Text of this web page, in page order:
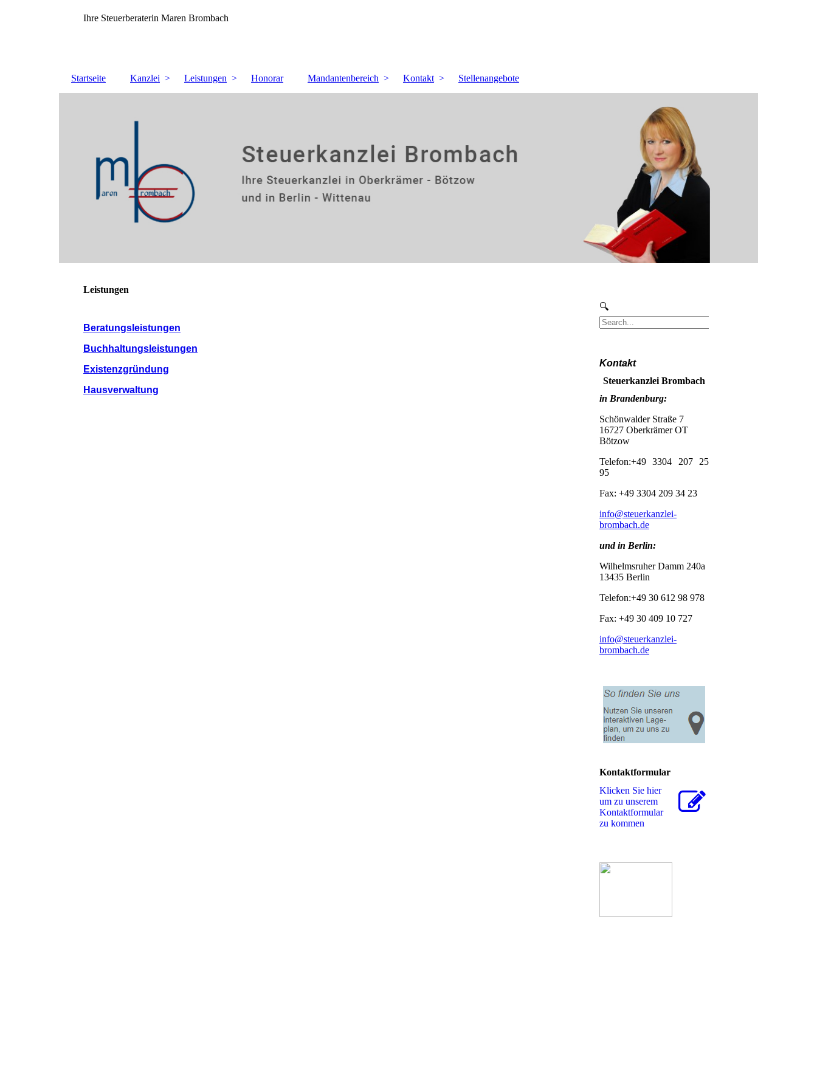
Ihre Steuerberaterin Maren Brombach
Startseite Kanzlei Leistungen Honorar Mandantenbereich Kontakt Stellenangebote
Leistungen
Beratungsleistungen
Buchhaltungsleistungen
Existenzgründung
Hausverwaltung
Kontakt
Steuerkanzlei Brombach
in Brandenburg:
Schönwalder Straße 7
16727 Oberkrämer OT
Bötzow
Telefon:+49 3304 207 25
95
Fax: +49 3304 209 34 23
info@steuerkanzlei-
brombach.de
und in Berlin:
Wilhelmsruher Damm 240a
13435 Berlin
Telefon:+49 30 612 98 978
Fax: +49 30 409 10 727
info@steuerkanzlei-
brombach.de
Kontaktformular
Klicken Sie hier
um zu unserem
Kon­takt­for­mu­lar
zu kommen